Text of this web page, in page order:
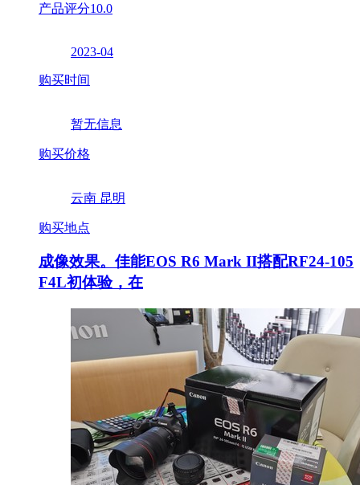
产品评分10.0
2023-04
购买时间
暂无信息
购买价格
云南 昆明
购买地点
成像效果。佳能EOS R6 Mark II搭配RF24-105
F4L初体验，在